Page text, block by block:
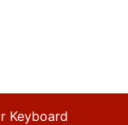
Keyboard